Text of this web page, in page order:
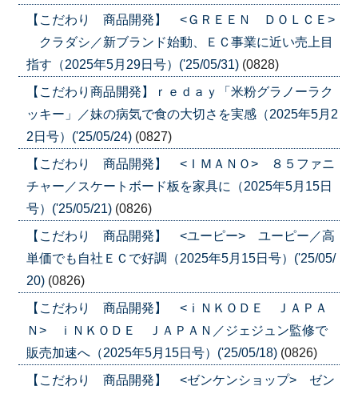
【こだわり 商品開発】 <ＧＲＥＥＮ ＤＯＬＣＥ>
クラダシ／新ブランド始動、ＥＣ事業に近い売上目
指す（2025年5月29日号）('25/05/31) (0828)
【こだわり商品開発】ｒｅｄａｙ「米粉グラノーラク
ッキー」／妹の病気で食の大切さを実感（2025年5月2
2日号）('25/05/24) (0827)
【こだわり 商品開発】 <ＩＭＡＮＯ> ８５ファニ
チャー／スケートボード板を家具に（2025年5月15日
号）('25/05/21) (0826)
【こだわり 商品開発】 <ユーピー> ユーピー／高
単価でも自社ＥＣで好調（2025年5月15日号）('25/05/
20) (0826)
【こだわり 商品開発】 <ｉＮＫＯＤＥ ＪＡＰＡ
Ｎ> ｉＮＫＯＤＥ ＪＡＰＡＮ／ジェジュン監修で
販売加速へ（2025年5月15日号）('25/05/18) (0826)
【こだわり 商品開発】 <ゼンケンショップ> ゼン